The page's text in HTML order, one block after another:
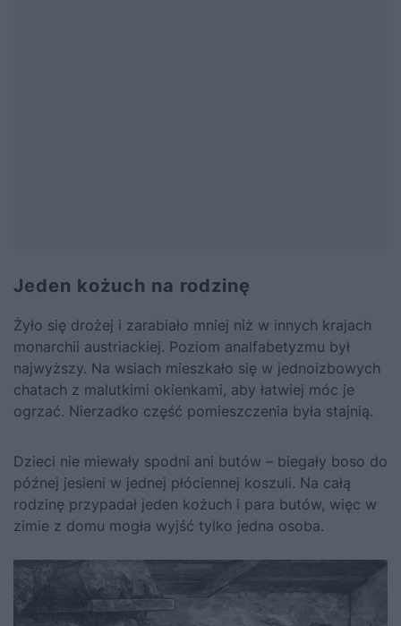
Jeden kożuch na rodzinę
Żyło się drożej i zarabiało mniej niż w innych krajach
monarchii austriackiej. Poziom analfabetyzmu był
najwyższy. Na wsiach mieszkało się w jednoizbowych
chatach z malutkimi okienkami, aby łatwiej móc je
ogrzać. Nierzadko część pomieszczenia była stajnią.
Dzieci nie miewały spodni ani butów – biegały boso do
późnej jesieni w jednej płóciennej koszuli. Na całą
rodzinę przypadał jeden kożuch i para butów, więc w
zimie z domu mogła wyjść tylko jedna osoba.